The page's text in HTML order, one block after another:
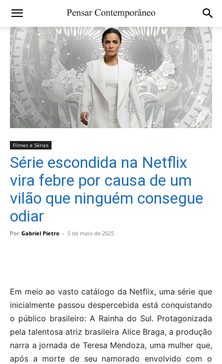
Filmes e Séries
Série escondida na Netflix
vira febre por causa de um
vilão que ninguém consegue
odiar
Por Gabriel Pietro - 5 de maio de 2025
Em meio ao vasto catálogo da Netflix, uma série que
inicialmente passou despercebida está conquistando
o público brasileiro: A Rainha do Sul. Protagonizada
pela talentosa atriz brasileira Alice Braga, a produção
narra a jornada de Teresa Mendoza, uma mulher que,
após a morte de seu namorado envolvido com o